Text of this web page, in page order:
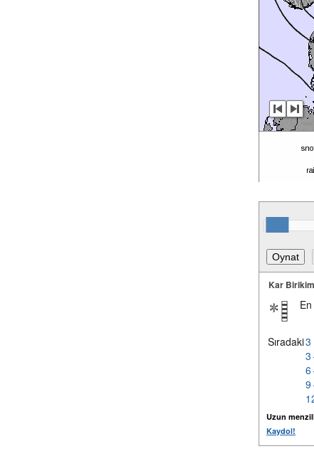
Kar
Sıradaki3
3
6
9
Uzun
Kaydol!